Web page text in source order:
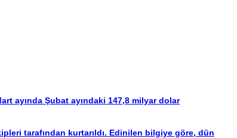
ayında Şubat ayındaki 147,8 milyar dolar
tarafından kurtarıldı. Edinilen bilgiye göre, dün